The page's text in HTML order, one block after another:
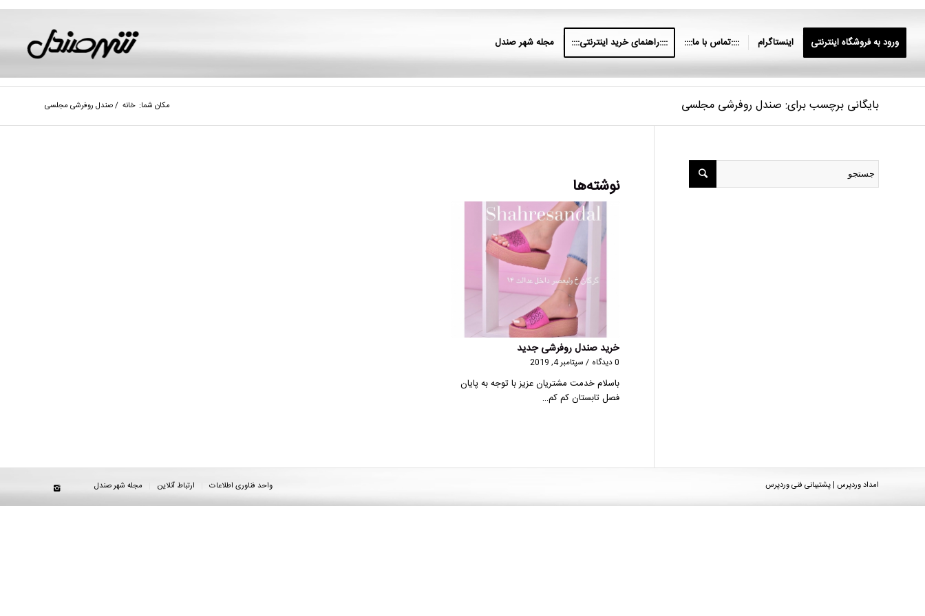
ورود به فروشگاه اینترنتی اینستاگرام ::::تماس با ما:::: ::::راهنمای خرید اینترنتی:::: مجله شهر صندل
بایگانی برچسب برای: صندل روفرشی مجلسی مکان شما: خانه /صندل روفرشی مجلسی
نوشته‌ها
خرید صندل روفرشی جدید
0 دیدگاه / سپتامبر 4, 2019
باسلام خدمت مشتریان عزیز با توجه به پایان
فصل تابستان کم کم…
امداد وردپرس | پشتیبانی فنی وردپرس واحد فناوری اطلاعات ارتباط آنلاین مجله شهر صندل